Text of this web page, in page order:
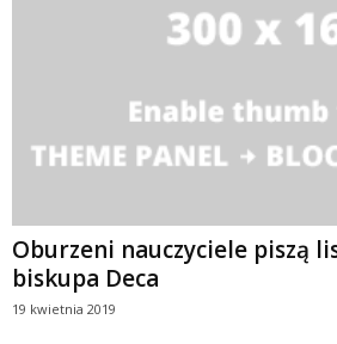
Oburzeni nauczyciele piszą
biskupa Deca
19 kwietnia 2019